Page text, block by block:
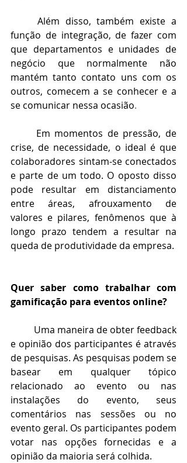
Além disso, também existe a
função de integração, de fazer com
que departamentos e unidades de
negócio que normalmente não
mantém tanto contato uns com os
outros, comecem a se conhecer e a
se comunicar nessa ocasião.
Em momentos de pressão, de
crise, de necessidade, o ideal é que
colaboradores sintam-se conectados
e parte de um todo. O oposto disso
pode resultar em distanciamento
entre áreas, afrouxamento de
valores e pilares, fenômenos que à
longo prazo tendem a resultar na
queda de produtividade da empresa.
Quer saber como trabalhar com
gamificação para eventos online?
Uma maneira de obter feedback
e opinião dos participantes é através
de pesquisas. As pesquisas podem se
basear em qualquer tópico
relacionado ao evento ou nas
instalações do evento, seus
comentários nas sessões ou no
evento geral. Os participantes podem
votar nas opções fornecidas e a
opinião da maioria será colhida.